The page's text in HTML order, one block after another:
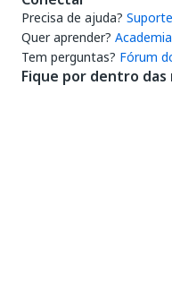
Precisa de ajuda? Suporte
Quer aprender?
Tem perguntas? Fórum
Fique por dentro das